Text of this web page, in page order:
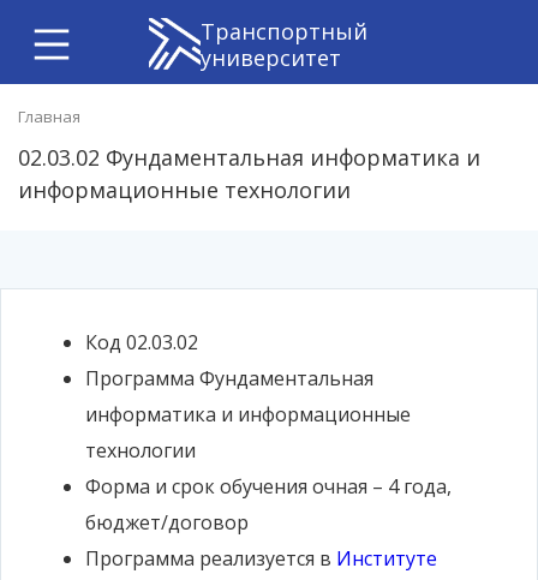
Транспортный
университет
Главная
02.03.02 Фундаментальная информатика и
информационные технологии
Код 02.03.02
Программа Фундаментальная
информатика и информационные
технологии
Форма и срок обучения очная – 4 года,
бюджет/договор
Программа реализуется в Институте